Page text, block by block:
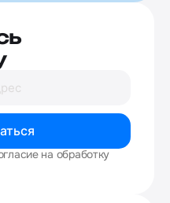
на обработку